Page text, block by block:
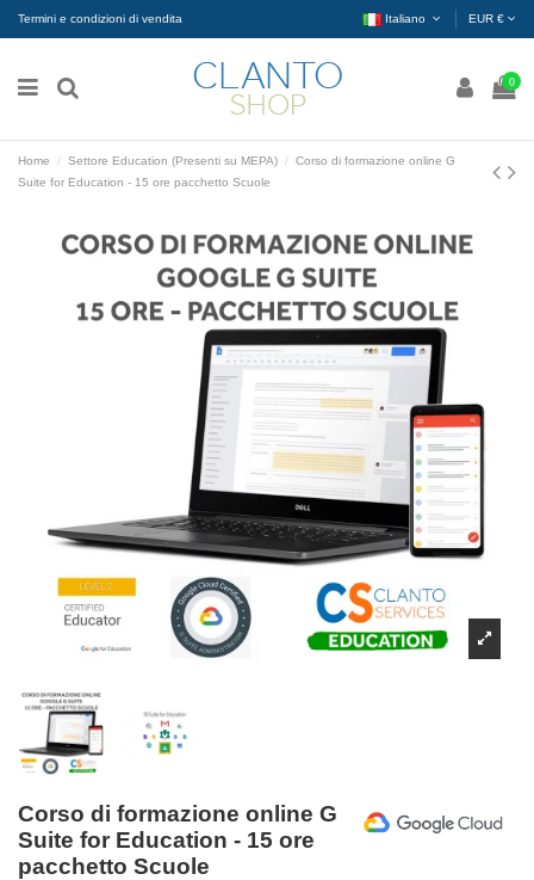
Termini e condizioni di vendita Italiano EUR €
0
Home Settore Education (Presenti su MEPA)
Corso di formazione online G
Suite for Education - 15 ore pacchetto Scuole
Corso di formazione online G
Suite for Education - 15 ore
pacchetto Scuole